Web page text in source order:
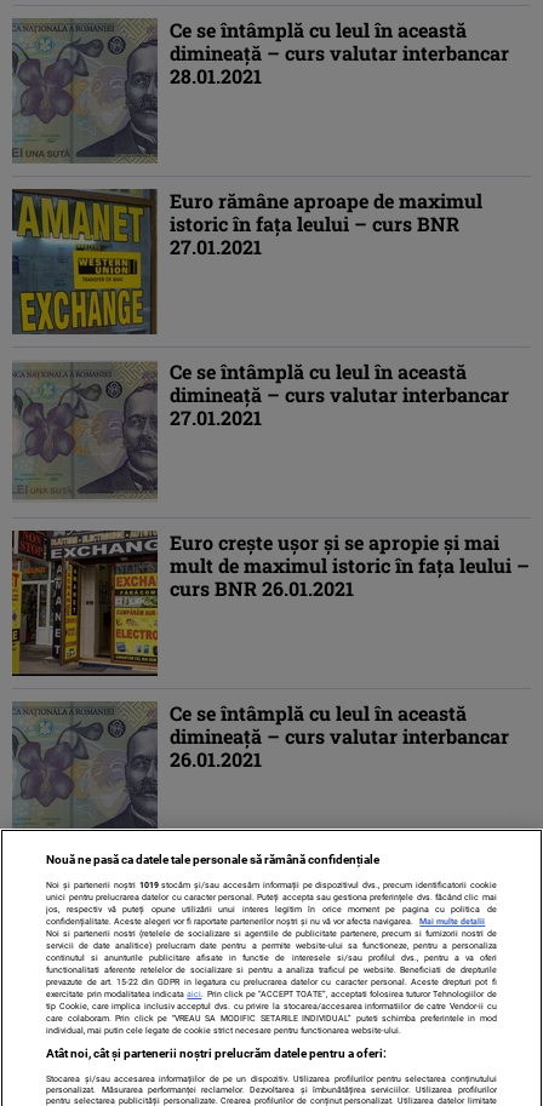
Ce se întâmplă cu leul în această
dimineaţă – curs valutar interbancar
28.01.2021
Euro rămâne aproape de maximul
istoric în faţa leului – curs BNR
27.01.2021
Ce se întâmplă cu leul în această
dimineaţă – curs valutar interbancar
27.01.2021
Euro creşte uşor şi se apropie şi mai
mult de maximul istoric în faţa leului –
curs BNR 26.01.2021
Ce se întâmplă cu leul în această
dimineaţă – curs valutar interbancar
26.01.2021
1 2 »
Contact Despre noi Termeni și condiții
Nouă ne pasă ca datele tale personale să rămână confidențiale
Noi și partenerii noștri 1019stocăm și/sau accesăm informații pe dispozitivul dvs., precum identificatorii cookie
unici pentru prelucrarea datelor cu caracter personal. Puteți accepta sau gestiona preferințele dvs. făcând clic mai
jos, respectiv vă puteți opune utilizării unui interes legitim în orice moment pe pagina cu politica de
confidențialitate. Aceste alegeri vor fi raportate partenerilor noștri și nu vă vor afecta navigarea.
Mai multe detalii
Noi si partenerii nostri (retelele de socializare si agentiile de publicitate partenere, precum si furnizorii nostri de
servicii de date analitice) prelucram date pentru a permite website-ului sa functioneze, pentru a personaliza
continutul si anunturile publicitare afisate in functie de interesele si/sau profilul dvs., pentru a va oferi
functionalitati aferente retelelor de socializare si pentru a analiza traficul pe website. Beneficiati de drepturile
prevazute de art. 15-22 din GDPR in legatura cu prelucrarea datelor cu caracter personal. Aceste drepturi pot fi
exercitate prin modalitatea indicataaici . Prin click pe “ACCEPT TOATE”, acceptati folosirea tuturor Tehnologiilor de
tip Cookie, care implica inclusiv acceptul dvs. cu privire la stocarea/accesarea informatiilor de catre Vendor-ii cu
care colaboram. Prin click pe “VREAU SA MODIFIC SETARILE INDIVIDUAL” puteti schimba preferintele in mod
individual, mai putin cele legate de cookie strict necesare pentru functionarea website-ului.
Atât noi, cât și partenerii noștri prelucrăm datele pentru a oferi:
Stocarea și/sau accesarea informațiilor de pe un dispozitiv. Utilizarea profilurilor pentru selectarea conținutului
personalizat. Măsurarea performanței reclamelor. Dezvoltarea și îmbunătățirea serviciilor. Utilizarea profilurilor
pentru selectarea publicității personalizate. Crearea profilurilor de conținut personalizat. Utilizarea datelor limitate